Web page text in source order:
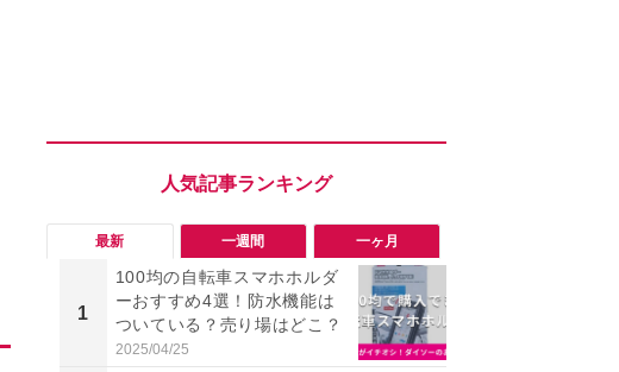
最新 一週間 一ヶ月
1
100均の自転車スマホホルダ
ーおすすめ4選！防水機能は
ついている？売り場はどこ？
2025/04/25